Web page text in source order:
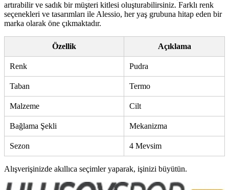
artırabilir ve sadık bir müşteri kitlesi oluşturabilirsiniz. Farklı renk
seçenekleri ve tasarımları ile Alessio, her yaş grubuna hitap eden bir
marka olarak öne çıkmaktadır.
Özellik Açıklama
Renk Pudra
Taban Termo
Malzeme Cilt
Bağlama Şekli Mekanizma
Sezon 4 Mevsim
Alışverişinizde akıllıca seçimler yaparak, işinizi büyütün.